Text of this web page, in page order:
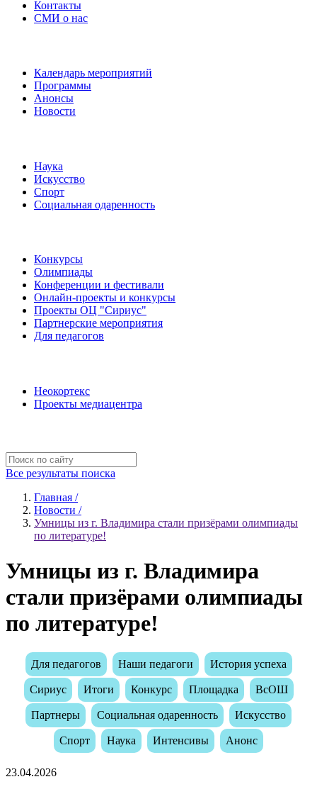
Контакты
СМИ о нас
Календарь мероприятий
Программы
Анонсы
Новости
Наука
Искусство
Спорт
Социальная одаренность
Конкурсы
Олимпиады
Конференции и фестивали
Онлайн-проекты и конкурсы
Проекты ОЦ "Сириус"
Партнерские мероприятия
Для педагогов
Неокортекс
Проекты медиацентра
Все результаты поиска
Главная /
Новости /
Умницы из г. Владимира стали призёрами олимпиады
по литературе!
Умницы из г. Владимира
стали призёрами олимпиады
по литературе!
Для педагогов Наши педагоги История успеха
Сириус Итоги Конкурс Площадка ВсОШ
Партнеры Социальная одаренность Искусство
Спорт Наука Интенсивы Анонс
23.04.2026